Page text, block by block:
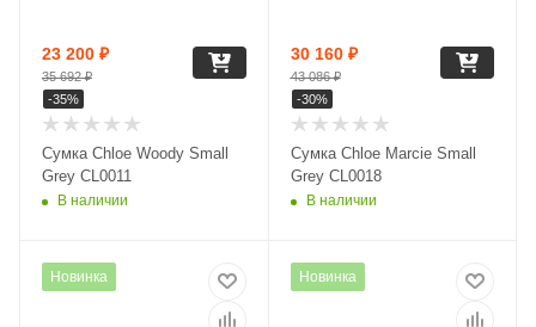
Сумка Chloe Woody Small
Grey CL0011
В наличии
23 200 ₽
35 692₽
-35%
Сумка Chloe Marcie Small
Grey CL0018
В наличии
30 160₽
43 086₽
-30%
Новинка Новинка